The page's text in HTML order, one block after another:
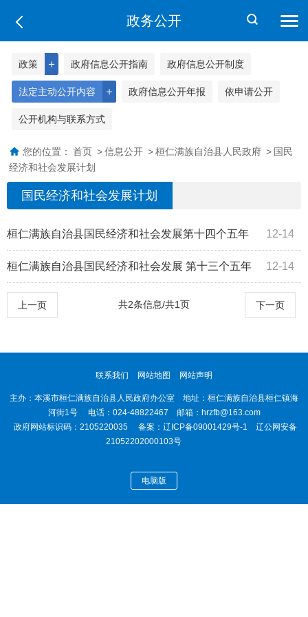
政务公开
＋
政策 政府信息公开指南 政府信息公开制度
＋
法定主动公开内容 政府信息公开年报 依申请公开
公开机构与联系方式
您的位置： 首页 > 信息公开 > 桓仁满族自治县人民政府 > 国民
经济和社会发展计划
国民经济和社会发展计划
12-14
桓仁满族自治县国民经济和社会发展第十四个五年
规划和二〇三五年远景目标纲要 12-14
桓仁满族自治县国民经济和社会发展 第十三个五年
规划纲要 （2016——2020年）
上一页 下一页
共2条信息/共1页
联系我们 网站地图 网站声明
主办：本溪市桓仁满族自治县人民政府办公室 地址：桓仁满族自治县桓仁镇海
河街1号 电话：024-48822467 邮箱：hrzfb@163.com
政府网站标识码：2105220035 备案： 辽ICP备09001429号-1
辽公网安备
21052202000103号
电脑版